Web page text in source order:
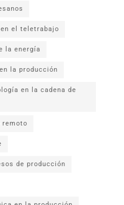
el teletrabajo
la energía
la producción
en la cadena de
remoto
de producción